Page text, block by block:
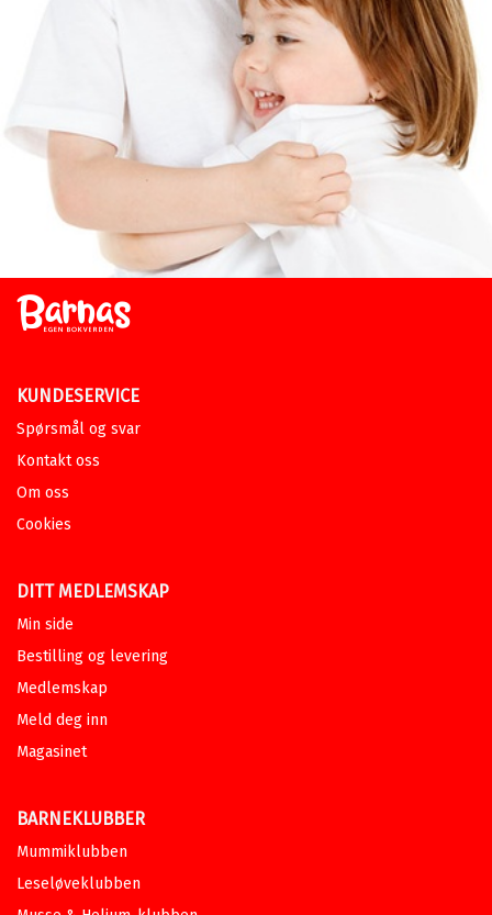
KUNDESERVICE
Spørsmål og svar
Kontakt oss
Om oss
Cookies
DITT MEDLEMSKAP
Min side
Bestilling og levering
Medlemskap
Meld deg inn
Magasinet
BARNEKLUBBER
Mummiklubben
Leseløveklubben